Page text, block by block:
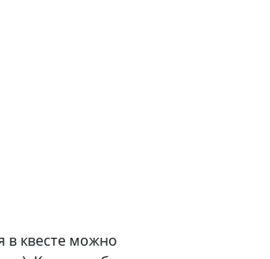
в квесте можно